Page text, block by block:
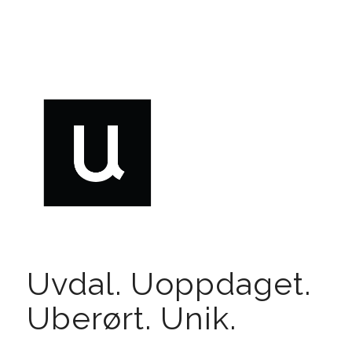
Uvdal. Uoppdaget.
Uberørt. Unik.